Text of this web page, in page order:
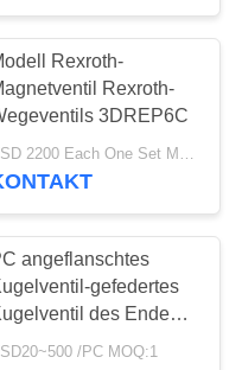
17
Rexroth-
Rexroth-
3DREP6C
USD 2200 Each One Set MOQ:2sets
angeflanschtes
gefedertes
des Enden-3
verlegtes
/PC MOQ:1